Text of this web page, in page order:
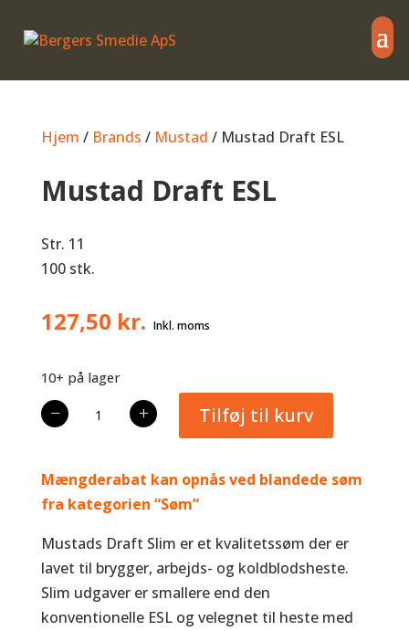
Hjem / Brands / Mustad / Mustad Draft ESL
Mustad Draft ESL
Str. 11
100 stk.
127,50 kr.
10+ på lager
−
Draft
antal
+ Tilføj til kurv
Mængderabat kan opnås ved blandede søm
fra kategorien “Søm”
Mustads Draft Slim er et kvalitetssøm der er
lavet til brygger, arbejds- og koldblodsheste.
Slim udgaver er smallere end den
konventionelle ESL og velegnet til heste med